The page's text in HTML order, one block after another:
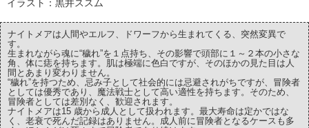
イラスト：黒井ススム
ナイトメアは人間やエルフ、ドワーフから生まれてくる、突然変異で
す。
生まれながら魂に“穢れ”を１点持ち、その影響で頭部に１～２本の小さな
角、体に痣を持ちます。肌は極端に色白ですが、そのほかの見た目は人
間とあまり変わりません。
“穢れ”を持つため、忌み子として社会的には忌避されがちですが、冒険者
としては優秀であり、魔法戦士として高い適性を持ちます。そのため、
冒険者としては差別なく、歓迎されます。
ナイトメアは15 歳から成人として扱われます。最大寿命は定かではな
く、老衰で死んだ記録はありません。成人前に冒険者となるケースも多